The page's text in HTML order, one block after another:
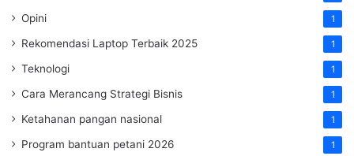
Opini 1
Rekomendasi Laptop Terbaik 2025 1
Teknologi 1
Cara Merancang Strategi Bisnis 1
Ketahanan pangan nasional 1
Program bantuan petani 2026 1